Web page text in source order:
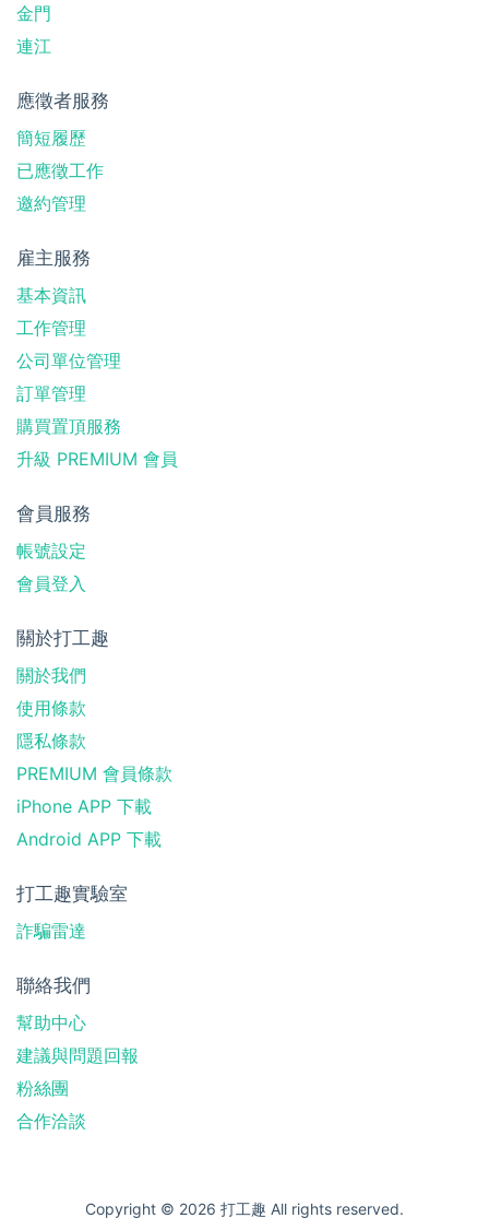
金門
連江
應徵者服務
簡短履歷
已應徵工作
邀約管理
雇主服務
基本資訊
工作管理
公司單位管理
訂單管理
購買置頂服務
升級 PREMIUM 會員
會員服務
帳號設定
會員登入
關於打工趣
關於我們
使用條款
隱私條款
PREMIUM 會員條款
iPhone APP 下載
Android APP 下載
打工趣實驗室
詐騙雷達
聯絡我們
幫助中心
建議與問題回報
粉絲團
合作洽談
Copyright © 2026 打工趣 All rights reserved.